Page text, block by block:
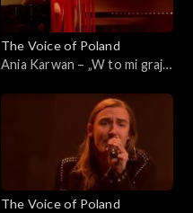
The Voice of Poland
Ania Karwan – „W to mi graj”,
22 listopada 2025
The Voice of Poland